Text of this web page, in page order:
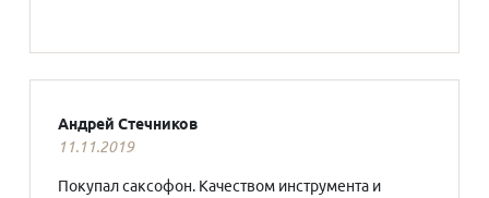
Андрей Стечников
11.11.2019
Покупал саксофон. Качеством инструмента и